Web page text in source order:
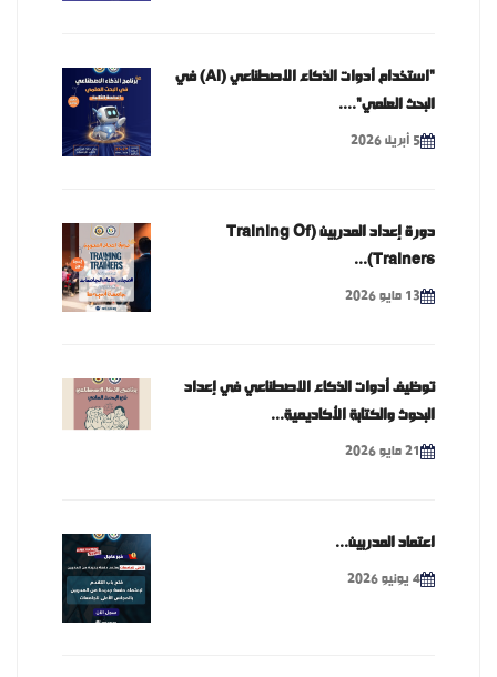
"استخدام أدوات الذكاء الاصطناعي (AI) في
البحث العلمي"....
5 أبريل 2026
دورة إعداد المدربين (Training Of
Trainers)...
13 مايو 2026
توظيف أدوات الذكاء الاصطناعي في إعداد
البحوث والكتابة الأكاديمية...
21 مايو 2026
اعتماد المدربين...
4 يونيو 2026